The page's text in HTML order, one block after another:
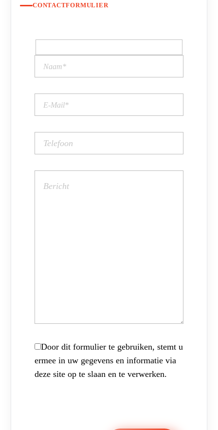
CONTACTFORMULIER
Door dit formulier te gebruiken, stemt u
ermee in uw gegevens en informatie via
deze site op te slaan en te verwerken.